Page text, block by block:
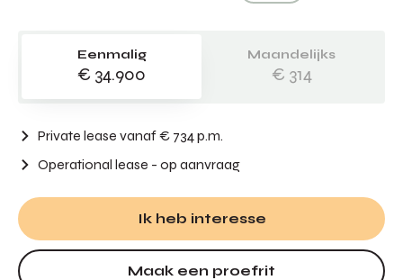
Eenmalig
€ 34.900
Maandelijks
€ 314
Private lease vanaf € 734 p.m.
Operational lease - op aanvraag
Ik heb interesse
Maak een proefrit